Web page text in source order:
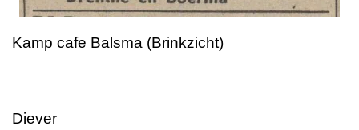
Kamp cafe Balsma (Brinkzicht)
Diever